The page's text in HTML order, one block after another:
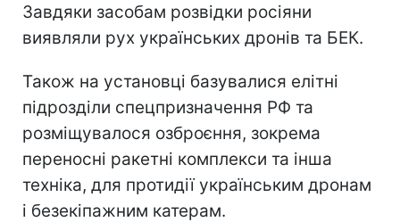
Завдяки засобам розвідки росіяни
виявляли рух українських дронів та БЕК.
Також на установці базувалися елітні
підрозділи спецпризначення РФ та
розміщувалося озброєння, зокрема
переносні ракетні комплекси та інша
техніка, для протидії українським дронам
і безекіпажним катерам.